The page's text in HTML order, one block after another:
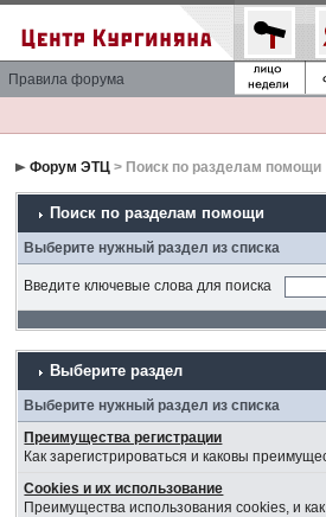
Правила форума
Форум ЭТЦ > Поиск по разделам помощи
Поиск по разделам помощи
Выберите нужный раздел из списка
Введите ключевые слова для поиска
Выберите раздел
Выберите нужный раздел из списка
Преимущества регистрации
Как зарегистрироваться и каковы
Cookies и их использование
Преимущества использования cookies, и